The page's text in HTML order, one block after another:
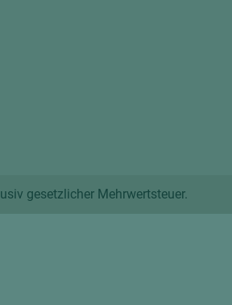
gesetzlicher Mehrwertsteuer.